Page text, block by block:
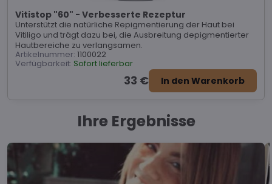
Vitistop "60" - Verbesserte Rezeptur
Unterstützt die natürliche Repigmentierung der Haut bei
Vitiligo und trägt dazu bei, die Ausbreitung depigmentierter
Hautbereiche zu verlangsamen.
Artikelnummer: 1100022
Verfügbarkeit: Sofort lieferbar
33 € In den Warenkorb
Ihre Ergebnisse